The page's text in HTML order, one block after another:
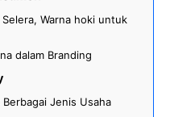
Warna hoki untuk
dalam Branding
Jenis Usaha